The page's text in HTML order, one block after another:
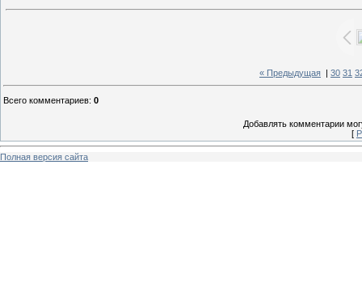
« Предыдущая 30 31
Всего комментариев: 0
Добавлять комментарии
[
Полная версия сайта